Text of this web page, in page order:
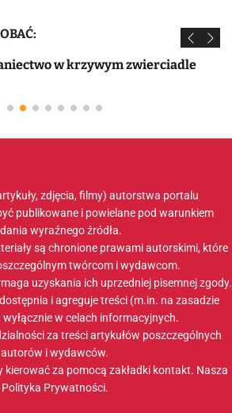
w krzywym zwierciadle
zdjęcia, filmy) autorstwa portalu
publikowane i powielane pod warunkiem
wyraźnego źródła.
są chronione prawami autorskimi, które
twórcom i wydawcom.
uzyskania ich uprzedniej pisemnej zgody.
i agreguje treści (m.in. na zasadzie
w celach informacyjnych.
za treści artykułów poszczególnych
autorów i wydawców.
kierować za pomocą zakładki kontakt. Nasza
Polityka Prywatności.